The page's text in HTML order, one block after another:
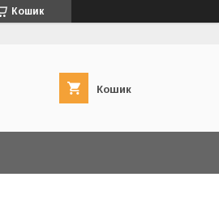
Кошик
Кошик